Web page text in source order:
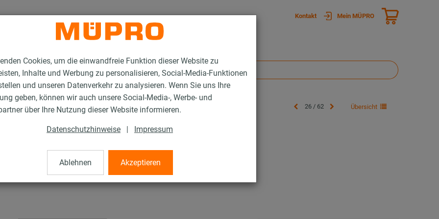
Cookies, um die einwandfreie Funktion dieser Website zu
Inhalte und Werbung zu personalisieren, Social-Media-Funktionen
und unseren Datenverkehr zu analysieren. Wenn Sie uns Ihre
geben, können wir auch unsere Social-Media-, Werbe- und
über Ihre Nutzung dieser Website informieren.
Datenschutzhinweise | Impressum
Ablehnen Akzeptieren
Kontakt Mein MÜPRO
für die Lüftungsbefestigung
26 / 62 Übersicht